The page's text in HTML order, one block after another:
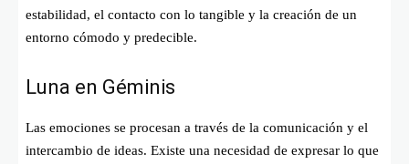
estabilidad, el contacto con lo tangible y la creación de un
entorno cómodo y predecible.
Luna en Géminis
Las emociones se procesan a través de la comunicación y el
intercambio de ideas. Existe una necesidad de expresar lo que